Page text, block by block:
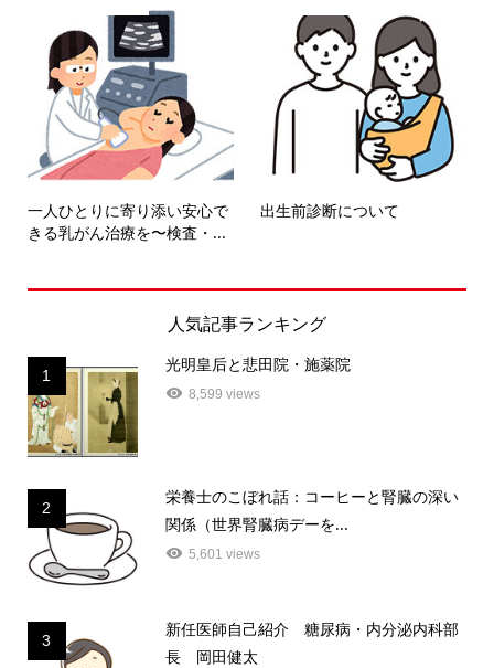
一人ひとりに寄り添い安心で
きる乳がん治療を〜検査・...
出生前診断について
人気記事ランキング
1
光明皇后と悲田院・施薬院
8,599 views
2
栄養士のこぼれ話：コーヒーと腎臓の深い
関係（世界腎臓病デーを...
5,601 views
3
新任医師自己紹介 糖尿病・内分泌内科部
長 岡田健太